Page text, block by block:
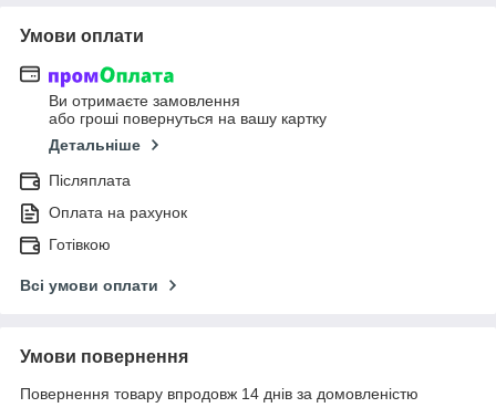
Умови оплати
Ви отримаєте замовлення
або гроші повернуться на вашу картку
Детальніше
Післяплата
Оплата на рахунок
Готівкою
Всі умови оплати
Умови повернення
Повернення товару впродовж 14 днів за домовленістю